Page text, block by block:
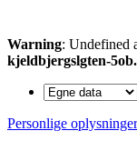
Warning: Undefined
kjeldbjergslgten-
Personlige oplysninger